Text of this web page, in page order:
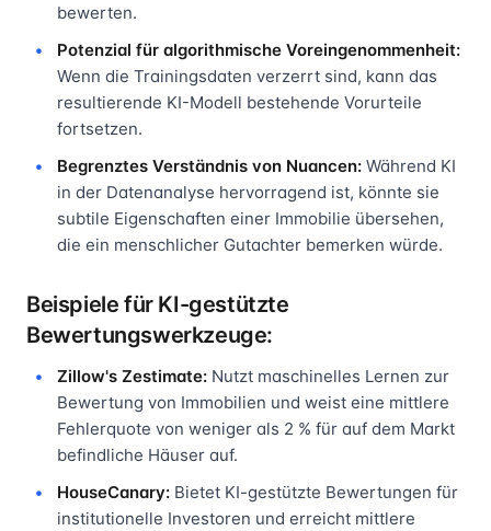
bewerten.
Potenzial für algorithmische Voreingenommenheit:
Wenn die Trainingsdaten verzerrt sind, kann das
resultierende KI-Modell bestehende Vorurteile
fortsetzen.
Begrenztes Verständnis von Nuancen: Während KI
in der Datenanalyse hervorragend ist, könnte sie
subtile Eigenschaften einer Immobilie übersehen,
die ein menschlicher Gutachter bemerken würde.
Beispiele für KI-gestützte
Bewertungswerkzeuge:
Zillow's Zestimate: Nutzt maschinelles Lernen zur
Bewertung von Immobilien und weist eine mittlere
Fehlerquote von weniger als 2 % für auf dem Markt
befindliche Häuser auf.
HouseCanary: Bietet KI-gestützte Bewertungen für
institutionelle Investoren und erreicht mittlere